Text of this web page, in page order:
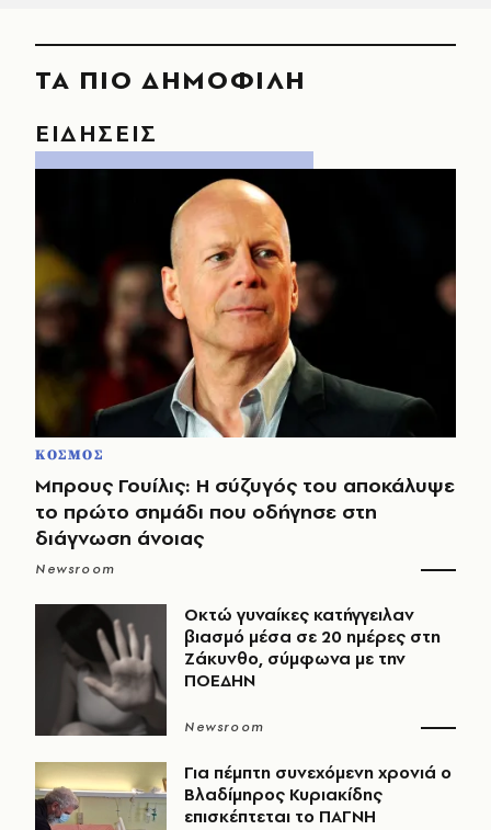
ΤΑ ΠΙΟ ΔΗΜΟΦΙΛΗ
ΕΙΔΗΣΕΙΣ
ΚΟΣΜΟΣ
Μπρους Γουίλις: Η σύζυγός του αποκάλυψε
το πρώτο σημάδι που οδήγησε στη
διάγνωση άνοιας
Newsroom
Οκτώ γυναίκες κατήγγειλαν
βιασμό μέσα σε 20 ημέρες στη
Ζάκυνθο, σύμφωνα με την
ΠΟΕΔΗΝ
Newsroom
Για πέμπτη συνεχόμενη χρονιά ο
Βλαδίμηρος Κυριακίδης
επισκέπτεται το ΠΑΓΝΗ